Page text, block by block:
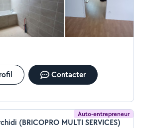
placo, revêtements de sol,
peinture, ...cesu accepté
Contacter
Auto-entrepreneur
(BRICOPRO MULTI SERVICES)